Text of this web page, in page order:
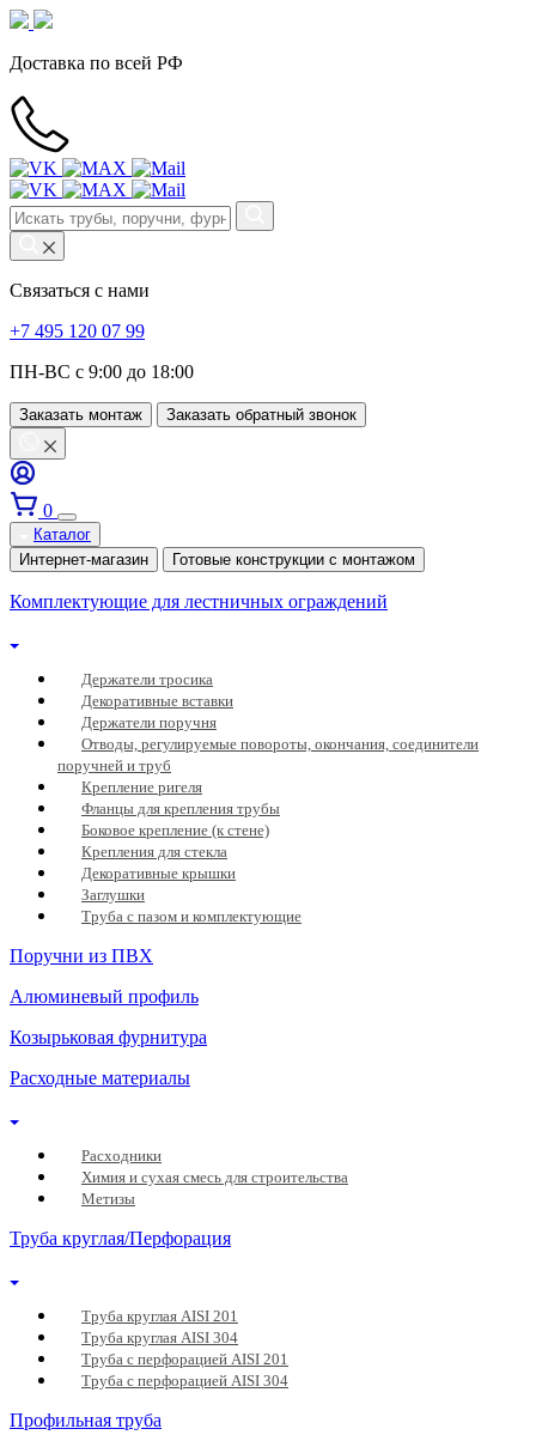
Доставка по всей РФ
Связаться с нами
+7 495 120 07 99
ПН-ВС с 9:00 до 18:00
Заказать монтаж Заказать обратный звонок
0
Каталог
Интернет-магазин
Готовые конструкции с монтажом
Комплектующие для лестничных ограждений
Держатели тросика
Декоративные вставки
Держатели поручня
Отводы, регулируемые повороты, окончания, соединители
поручней и труб
Крепление ригеля
Фланцы для крепления трубы
Боковое крепление (к стене)
Крепления для стекла
Декоративные крышки
Заглушки
Труба с пазом и комплектующие
Поручни из ПВХ
Алюминевый профиль
Козырьковая фурнитура
Расходные материалы
Расходники
Химия и сухая смесь для строительства
Метизы
Труба круглая/Перфорация
Труба круглая AISI 201
Труба круглая AISI 304
Труба с перфорацией AISI 201
Труба с перфорацией AISI 304
Профильная труба